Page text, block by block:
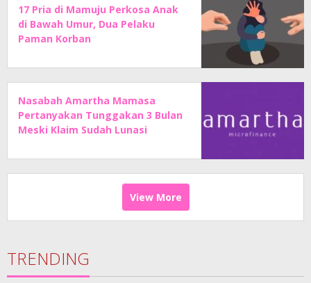
17 Pria di Mamuju Perkosa Anak
di Bawah Umur, Dua Pelaku
Paman Korban
Nasabah Amartha Mamasa
Pertanyakan Tunggakan 3 Bulan
Meski Klaim Sudah Lunasi
View More
TRENDING